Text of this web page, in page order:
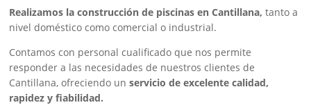
Realizamos la construcción de piscinas en Cantillana, tanto a
nivel doméstico como comercial o industrial.
Contamos con personal cualificado que nos permite
responder a las necesidades de nuestros clientes de
Cantillana, ofreciendo unservicio de excelente calidad,
rapidez y fiabilidad.